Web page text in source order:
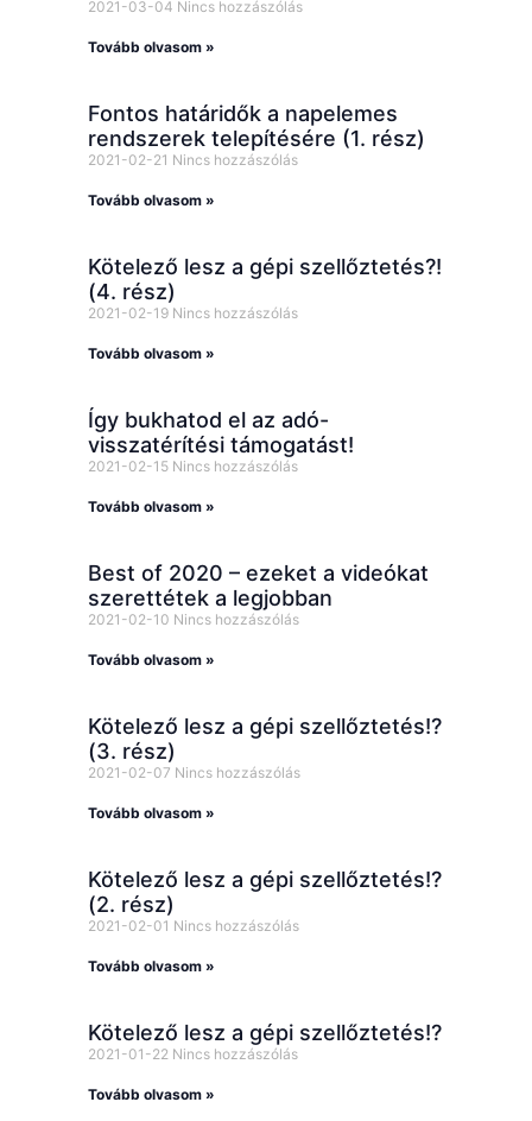
2021-03-04 Nincs hozzászólás
Tovább olvasom »
Fontos határidők a napelemes
rendszerek telepítésére (1. rész)
2021-02-21 Nincs hozzászólás
Tovább olvasom »
Kötelező lesz a gépi szellőztetés?!
(4. rész)
2021-02-19 Nincs hozzászólás
Tovább olvasom »
Így bukhatod el az adó-
visszatérítési támogatást!
2021-02-15 Nincs hozzászólás
Tovább olvasom »
Best of 2020 – ezeket a videókat
szerettétek a legjobban
2021-02-10 Nincs hozzászólás
Tovább olvasom »
Kötelező lesz a gépi szellőztetés!?
(3. rész)
2021-02-07 Nincs hozzászólás
Tovább olvasom »
Kötelező lesz a gépi szellőztetés!?
(2. rész)
2021-02-01 Nincs hozzászólás
Tovább olvasom »
Kötelező lesz a gépi szellőztetés!?
2021-01-22 Nincs hozzászólás
Tovább olvasom »